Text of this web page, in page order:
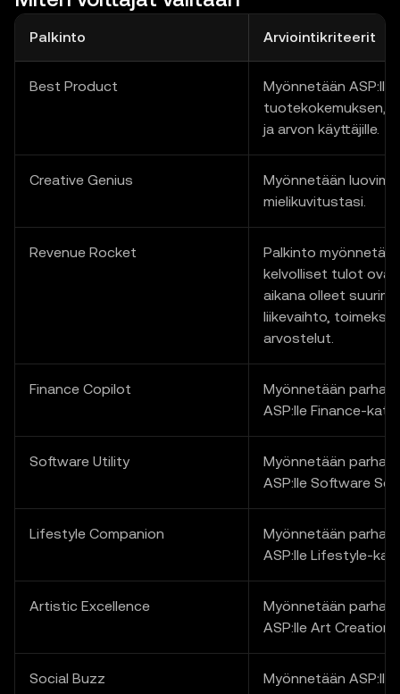
Palkinto Arviointikriteerit
Best Product
Myönnetään
tuotekokemuksen,
ja arvon käyttäjille.
Creative Genius
Myönnetään
mielikuvitustasi.
Revenue Rocket
Palkinto
kelvolliset tulot ovat
aikana olleet
liikevaihto,
arvostelut.
Finance Copilot
Myönnetään
ASP:lle Finance-
Software Utility
Myönnetään
ASP:lle Software
Lifestyle Companion
Myönnetään
ASP:lle Lifestyle-
Artistic Excellence
Myönnetään
ASP:lle Art Creation
Social Buzz
Myönnetään